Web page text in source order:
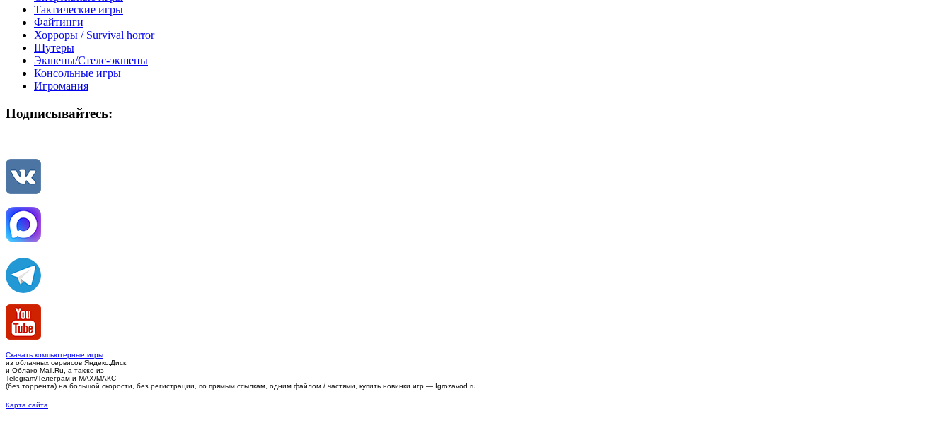
Тактические игры
Файтинги
Хорроры / Survival horror
Шутеры
Экшены/Стелс-экшены
Консольные игры
Игромания
Подписывайтесь:
Скачать компьютерные игры
из облачных сервисов Яндекс.Диск
и Облако Mail.Ru, а также из
Telegram/Телеграм и MAX/МАКС
(без торрента) на большой скорости, без регистрации, по прямым ссылкам, одним файлом / частями, купить новинки игр — Igrozavod.ru
Карта сайта